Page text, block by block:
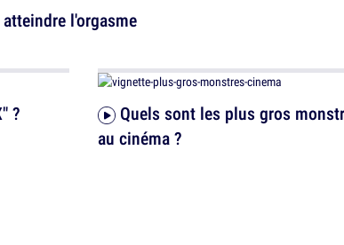
l'orgasme
?
au cinéma ?